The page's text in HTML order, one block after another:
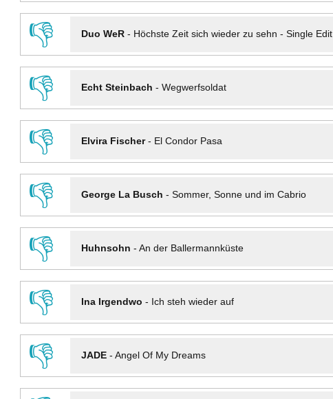
👎
Duo WeR- Höchste Zeit sich wieder zu sehn - Single Edit
👎
Echt Steinbach - Wegwerfsoldat
👎
Elvira Fischer- El Condor Pasa
👎
George La Busch - Sommer, Sonne und im Cabrio
👎
Huhnsohn - An der Ballermannküste
👎
Ina Irgendwo - Ich steh wieder auf
👎
JADE- Angel Of My Dreams